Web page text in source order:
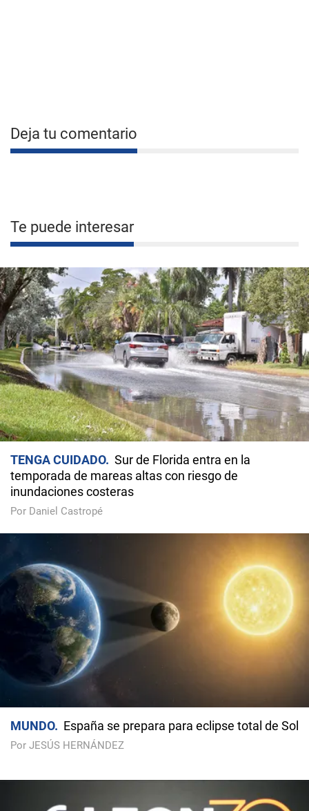
Deja tu comentario
Te puede interesar
TENGA CUIDADO
Sur de Florida entra en la
temporada de mareas altas con riesgo de
inundaciones costeras
Por Daniel Castropé
MUNDO España se prepara para eclipse total de Sol
Por JESÚS HERNÁNDEZ